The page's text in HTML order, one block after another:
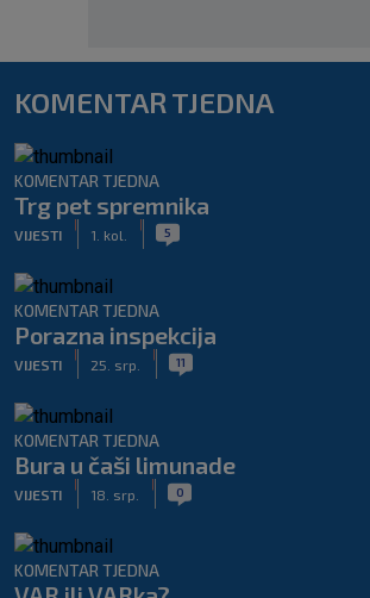
KOMENTAR TJEDNA
KOMENTAR TJEDNA
Trg pet spremnika
VIJESTI 1. kol. 5
KOMENTAR TJEDNA
Porazna inspekcija
VIJESTI 25. srp. 11
KOMENTAR TJEDNA
Bura u čaši limunade
VIJESTI 18. srp. 0
KOMENTAR TJEDNA